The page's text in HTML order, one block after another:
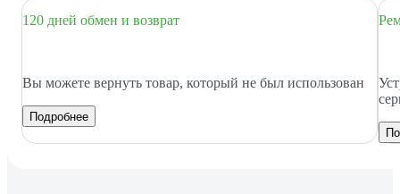
120 дней обмен и возврат
Вы можете вернуть товар, который не был использован
Подробнее